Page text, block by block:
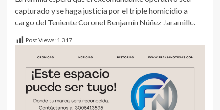
capturado y se haga justicia por el triple homicidio a
cargo del Teniente Coronel Benjamín Núñez Jaramillo.
Post Views: 1.317